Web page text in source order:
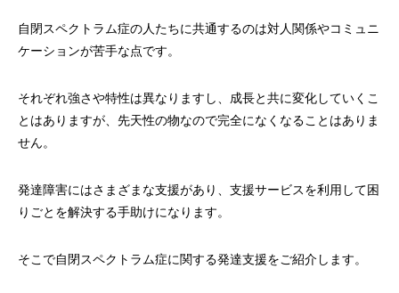
自閉スペクトラム症の人たちに共通するのは対人関係やコミュニ
ケーションが苦手な点です。
それぞれ強さや特性は異なりますし、成長と共に変化していくこ
とはありますが、先天性の物なので完全になくなることはありま
せん。
発達障害にはさまざまな支援があり、支援サービスを利用して困
りごとを解決する手助けになります。
そこで自閉スペクトラム症に関する発達支援をご紹介します。